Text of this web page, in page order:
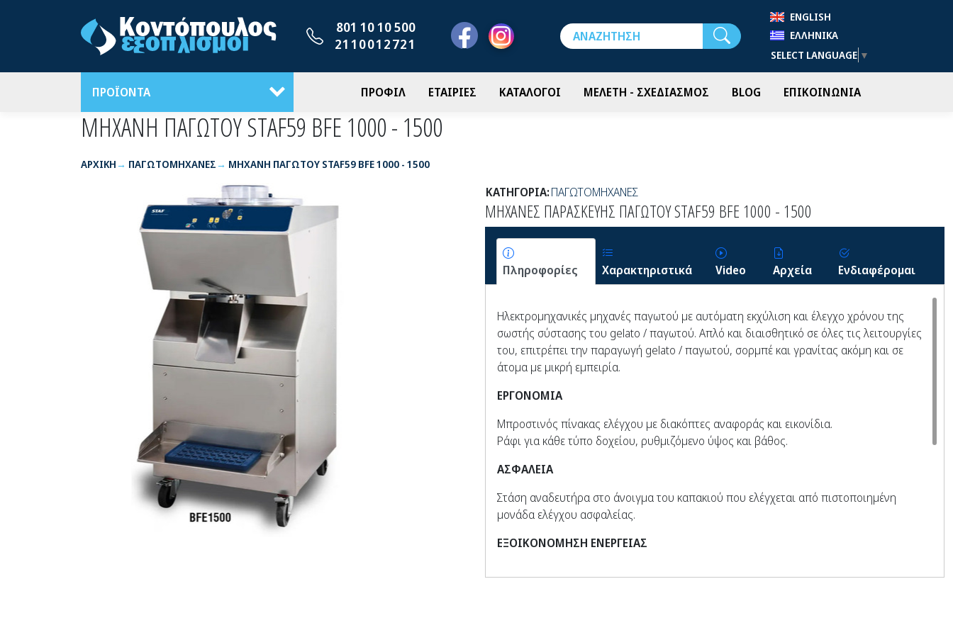
801 10 10 500
2110012721
ENGLISH
ΕΛΛΗΝΙΚΆ
SELECT LANGUAGE ▼
ΠΡΟΪΟΝΤΑ ΠΡΟΦΙΛ ΕΤΑΙΡΙΕΣ ΚΑΤΑΛΟΓΟΙ ΜΕΛΕΤΗ - ΣΧΕΔΙΑΣΜΟΣ BLOG ΕΠΙΚΟΙΝΩΝΙΑ
ΜΗΧΑΝΗ ΠΑΓΩΤΟΥ STAF59 BFE 1000 - 1500
ΑΡΧΙΚΉ ΠΑΓΩΤΟΜΗΧΑΝΕΣ ΜΗΧΑΝΗ ΠΑΓΩΤΟΥ STAF59 BFE 1000 - 1500
ΚΑΤΗΓΟΡΙΑ:ΠΑΓΩΤΟΜΗΧΑΝΕΣ
ΜΗΧΑΝΕΣ ΠΑΡΑΣΚΕΥΗΣ ΠΑΓΩΤΟΥ STAF59 BFE 1000 - 1500
Πληροφορίες Χαρακτηριστικά Video Αρχεία Ενδιαφέρομαι
Ηλεκτρομηχανικές μηχανές παγωτού με αυτόματη εκχύλιση και έλεγχο χρόνου της
σωστής σύστασης του gelato / παγωτού. Απλό και διαισθητικό σε όλες τις λειτουργίες
του, επιτρέπει την παραγωγή gelato / παγωτού, σορμπέ και γρανίτας ακόμη και σε
άτομα με μικρή εμπειρία.
ΕΡΓΟΝΟΜΙΑ
Μπροστινός πίνακας ελέγχου με διακόπτες αναφοράς και εικονίδια.
Ράφι για κάθε τύπο δοχείου, ρυθμιζόμενο ύψος και βάθος.
ΑΣΦΑΛΕΙΑ
Στάση αναδευτήρα στο άνοιγμα του καπακιού που ελέγχεται από πιστοποιημένη
μονάδα ελέγχου ασφαλείας.
ΕΞΟΙΚΟΝΟΜΗΣΗ ΕΝΕΡΓΕΙΑΣ